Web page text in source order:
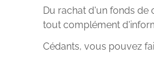
Du rachat d'un fonds de
tout complément
Cédants, vous pouvez